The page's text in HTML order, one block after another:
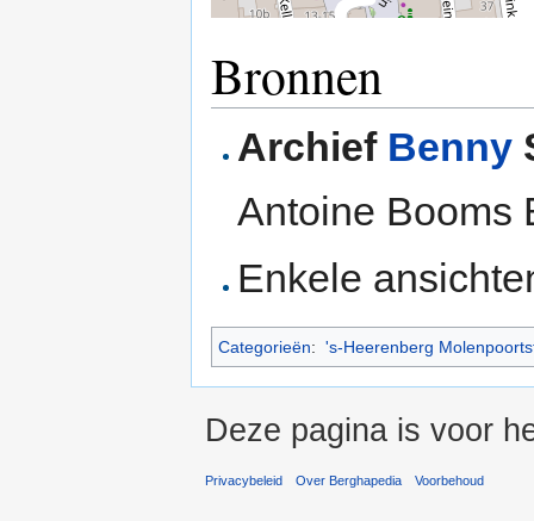
Bronnen
Archief Benny
Antoine Booms
Enkele
Categorieën: 's-Heerenberg
Deze pagina is voor
Privacybeleid Over Berghapedia Voorbehoud